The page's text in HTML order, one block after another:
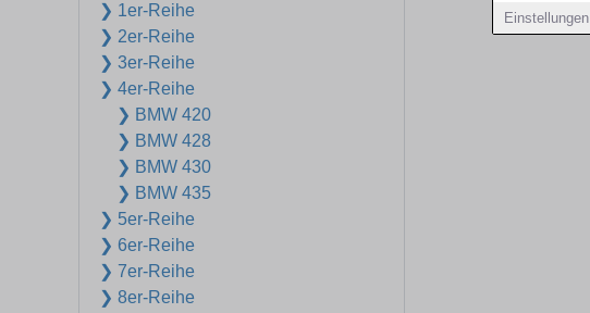
Einstellungen
❯ 1er-Reihe
❯ 2er-Reihe
❯ 3er-Reihe
❯ 4er-Reihe
❯ BMW 420
❯ BMW 428
❯ BMW 430
❯ BMW 435
❯ 5er-Reihe
❯ 6er-Reihe
❯ 7er-Reihe
❯ 8er-Reihe